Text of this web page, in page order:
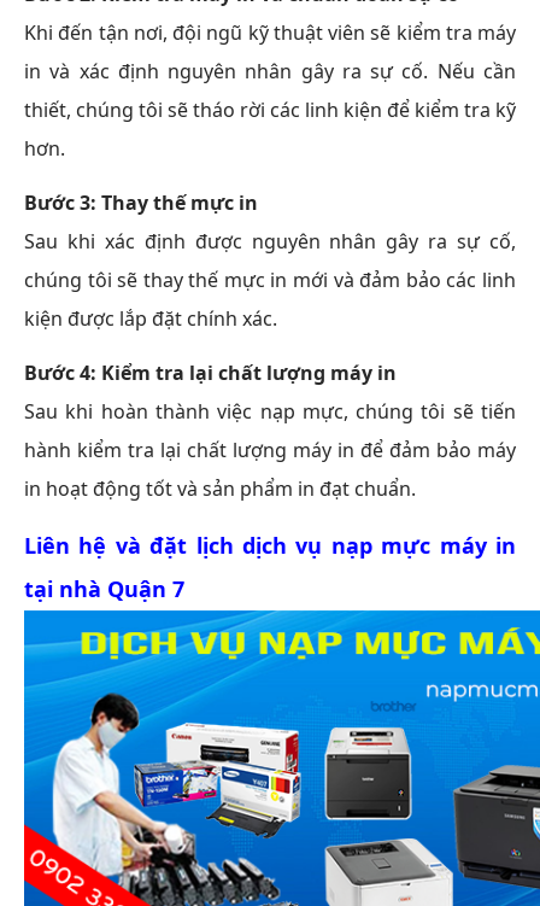
Khi đến tận nơi, đội ngũ kỹ thuật viên sẽ kiểm tra máy
in và xác định nguyên nhân gây ra sự cố. Nếu cần
thiết, chúng tôi sẽ tháo rời các linh kiện để kiểm tra kỹ
hơn.
Bước 3: Thay thế mực in
Sau khi xác định được nguyên nhân gây ra sự cố,
chúng tôi sẽ thay thế mực in mới và đảm bảo các linh
kiện được lắp đặt chính xác.
Bước 4: Kiểm tra lại chất lượng máy in
Sau khi hoàn thành việc nạp mực, chúng tôi sẽ tiến
hành kiểm tra lại chất lượng máy in để đảm bảo máy
in hoạt động tốt và sản phẩm in đạt chuẩn.
Liên hệ và đặt lịch dịch vụ nạp mực máy in
tại nhà Quận 7